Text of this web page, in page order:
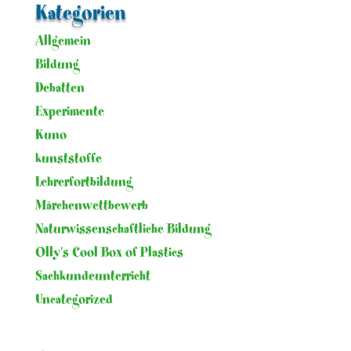
Kategorien
Allgemein
Bildung
Debatten
Experimente
Kuno
kunststoffe
Lehrerfortbildung
Märchenwettbewerb
Naturwissenschaftliche Bildung
Olly's Cool Box of Plastics
Sachkundeunterricht
Uncategorized